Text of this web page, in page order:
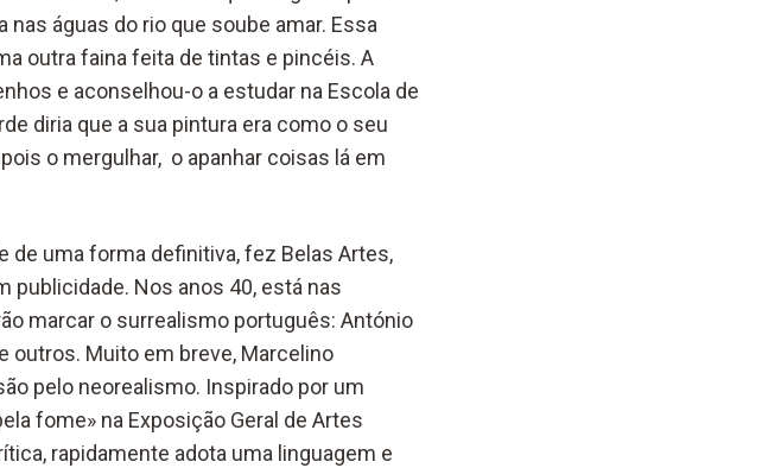
águas do rio que soube amar. Essa
outra faina feita de tintas e pincéis. A
e aconselhou-o a estudar na Escola de
diria que a sua pintura era como o seu
o mergulhar, o apanhar coisas lá em
de uma forma definitiva, fez Belas Artes,
publicidade. Nos anos 40, está nas
marcar o surrealismo português: António
outros. Muito em breve, Marcelino
pelo neorealismo. Inspirado por um
fome» na Exposição Geral de Artes
rapidamente adota uma linguagem e